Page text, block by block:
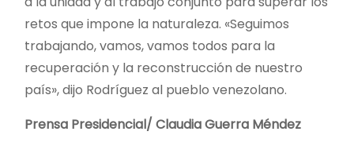
retos que impone la naturaleza. «Seguimos
trabajando, vamos, vamos todos para la
recuperación y la reconstrucción de nuestro
país», dijo Rodríguez al pueblo venezolano.
Prensa Presidencial/ Claudia Guerra Méndez